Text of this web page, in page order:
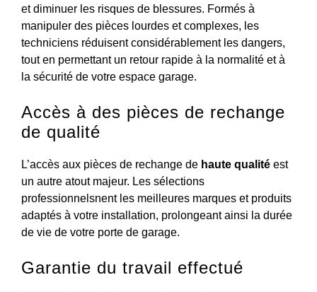
et diminuer les risques de blessures. Formés à
manipuler des pièces lourdes et complexes, les
techniciens réduisent considérablement les dangers,
tout en permettant un retour rapide à la normalité et à
la sécurité de votre espace garage.
Accès à des pièces de rechange
de qualité
L’accès aux pièces de rechange de haute qualité est
un autre atout majeur. Les sélections
professionnelsnent les meilleures marques et produits
adaptés à votre installation, prolongeant ainsi la durée
de vie de votre porte de garage.
Garantie du travail effectué